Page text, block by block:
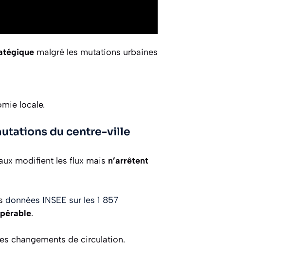
malgré les mutations urbaines
locale.
du centre-ville
modifient les flux mais n’arrêtent
données INSEE sur les 1 857
.
changements de circulation.